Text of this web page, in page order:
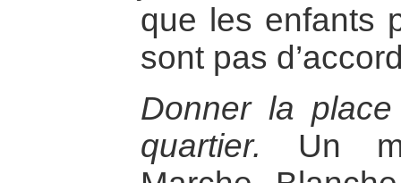
que les enfants
sont pas
Donner la
quartier. Un